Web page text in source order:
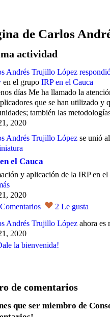
de Carlos
actividad
Andrés Trujillo López
en el grupo IRP en el Cauca
días Me ha llamado la
que se han utilizado y
también las
2020
Andrés Trujillo López se unió
el Cauca
y aplicación de la IRP en el
2020
Comentarios 2 Le gusta
Andrés Trujillo López ahora es
2020
la bienvenida!
de comentarios
que ser miembro de